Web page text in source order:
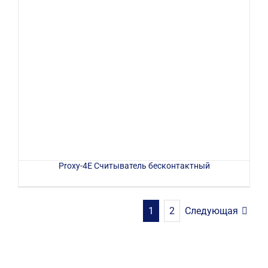
Proxy-4E Считыватель бесконтактный
1 2 Следующая